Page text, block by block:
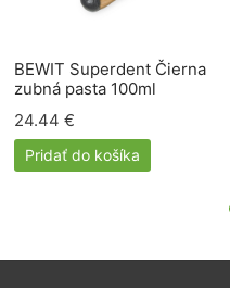
BEWIT Superdent Čierna
zubná pasta 100ml
24.44 €
Pridať do košíka